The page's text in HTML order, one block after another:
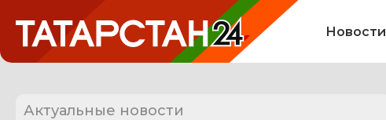
Новости
Актуальные новости